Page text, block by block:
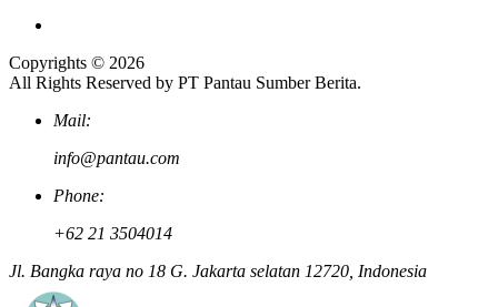
Copyrights © 2026
All Rights Reserved by PT Pantau Sumber Berita.
Mail:
info@pantau.com
Phone:
+62 21 3504014
Jl. Bangka raya no 18 G. Jakarta selatan 12720, Indonesia